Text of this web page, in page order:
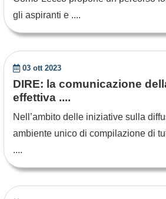
gli aspiranti e ....
03 ott 2023
DIRE: la comunicazione
effettiva ....
Nell’ambito delle iniziative sulla
ambiente unico di compilazione di
....